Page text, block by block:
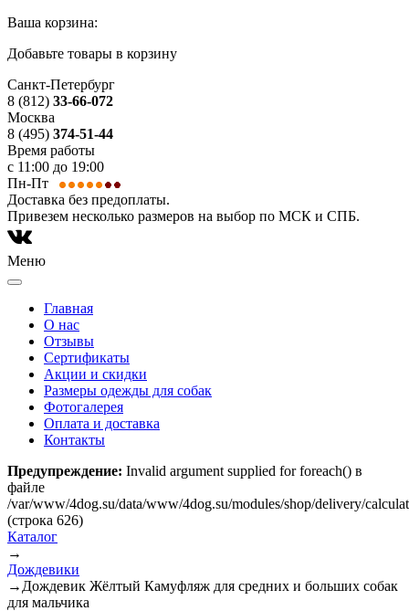
Ваша корзина:
Добавьте товары в корзину
Санкт-Петербург
8 (812) 33-66-072
Москва
8 (495) 374-51-44
Время работы
с 11:00 до 19:00
Пн-Пт
Доставка без предоплаты.
Привезем несколько размеров на выбор по МСК и СПБ.
Меню
Главная
О нас
Отзывы
Сертификаты
Акции и скидки
Размеры одежды для собак
Фотогалерея
Оплата и доставка
Контакты
Предупреждение: Invalid argument supplied for foreach() в
файле
/var/www/4dog.su/data/www/4dog.su/modules/shop/delivery/
(строка 626)
Каталог
→
Дождевики
→ Дождевик Жёлтый Камуфляж для средних и больших собак
для мальчика